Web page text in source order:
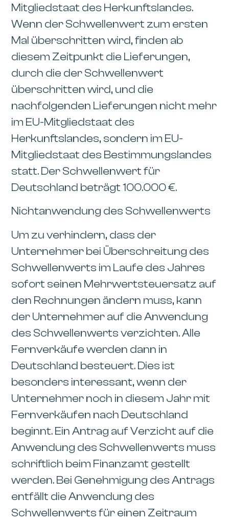
Mitgliedstaat des Herkunftslandes.
Wenn der Schwellenwert zum ersten
Mal überschritten wird, finden ab
diesem Zeitpunkt die Lieferungen,
durch die der Schwellenwert
überschritten wird, und die
nachfolgenden Lieferungen nicht mehr
im EU-Mitgliedstaat des
Herkunftslandes, sondern im EU-
Mitgliedstaat des Bestimmungslandes
statt. Der Schwellenwert für
Deutschland beträgt 100.000 €.
Nichtanwendung des Schwellenwerts
Um zu verhindern, dass der
Unternehmer bei Überschreitung des
Schwellenwerts im Laufe des Jahres
sofort seinen Mehrwertsteuersatz auf
den Rechnungen ändern muss, kann
der Unternehmer auf die Anwendung
des Schwellenwerts verzichten. Alle
Fernverkäufe werden dann in
Deutschland besteuert. Dies ist
besonders interessant, wenn der
Unternehmer noch in diesem Jahr mit
Fernverkäufen nach Deutschland
beginnt. Ein Antrag auf Verzicht auf die
Anwendung des Schwellenwerts muss
schriftlich beim Finanzamt gestellt
werden. Bei Genehmigung des Antrags
entfällt die Anwendung des
Schwellenwerts für einen Zeitraum